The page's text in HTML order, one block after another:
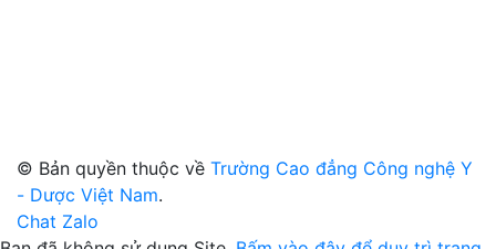
© Bản quyền thuộc về Trường Cao đẳng Công nghệ Y
- Dược Việt Nam.
Chat Zalo